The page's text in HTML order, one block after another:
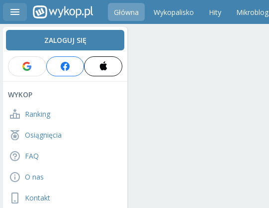
Główna Wykopalisko Hity Mikroblog
ZALOGUJ SIĘ
WYKOP
Ranking
Osiągnięcia
FAQ
O nas
Kontakt